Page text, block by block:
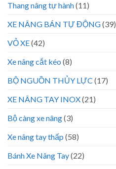
Thang nâng tự hành(11)
XE NÂNG BÁN TỰ ĐỘNG(39)
VỎ XE(42)
Xe nâng cắt kéo (8)
BỘ NGUỒN THỦY LỰC (17)
XE NÂNG TAY INOX(21)
Bộ càng xe nâng(3)
Xe nâng tay thấp (58)
Bánh Xe Nâng Tay(22)